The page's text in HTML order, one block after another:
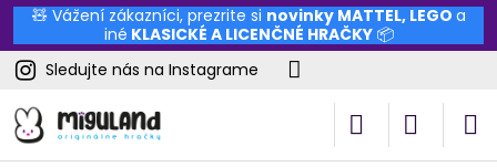
🧸 Vážení zákazníci, prezrite si novinky MATTEL, LEGO a
iné KLASICKÉ A LICENČNÉ HRAČKY📦
Sledujte nás na Instagrame